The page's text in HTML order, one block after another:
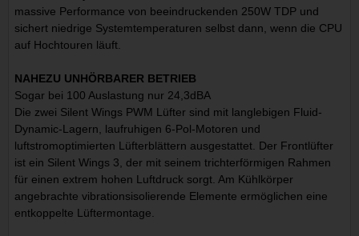
massive Performance von beeindruckenden 250W TDP und
sichert niedrige Systemtemperaturen selbst dann, wenn die CPU
auf Hochtouren läuft.
NAHEZU UNHÖRBARER BETRIEB
Sogar bei 100 Auslastung nur 24,3dBA
Die zwei Silent Wings PWM Lüfter sind mit langlebigen Fluid-
Dynamic-Lagern, laufruhigen 6-Pol-Motoren und
luftstromoptimierten Lüfterblättern ausgestattet. Der Frontlüfter
ist ein Silent Wings 3, der mit seinem trichterförmigen Rahmen
für einen extrem hohen Luftdruck sorgt. Am Kühlkörper
angebrachte vibrationsisolierende Elemente ermöglichen eine
entkoppelte Lüftermontage.